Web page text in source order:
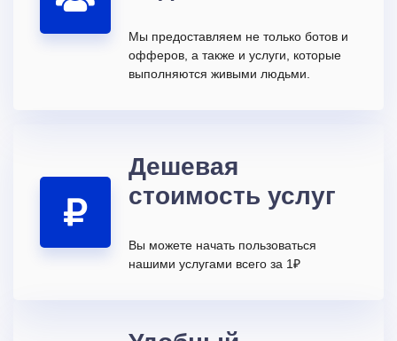
Мы предоставляем не только ботов и
офферов, а также и услуги, которые
выполняются живыми людьми.
Дешевая
стоимость услуг
Вы можете начать пользоваться
нашими услугами всего за 1₽